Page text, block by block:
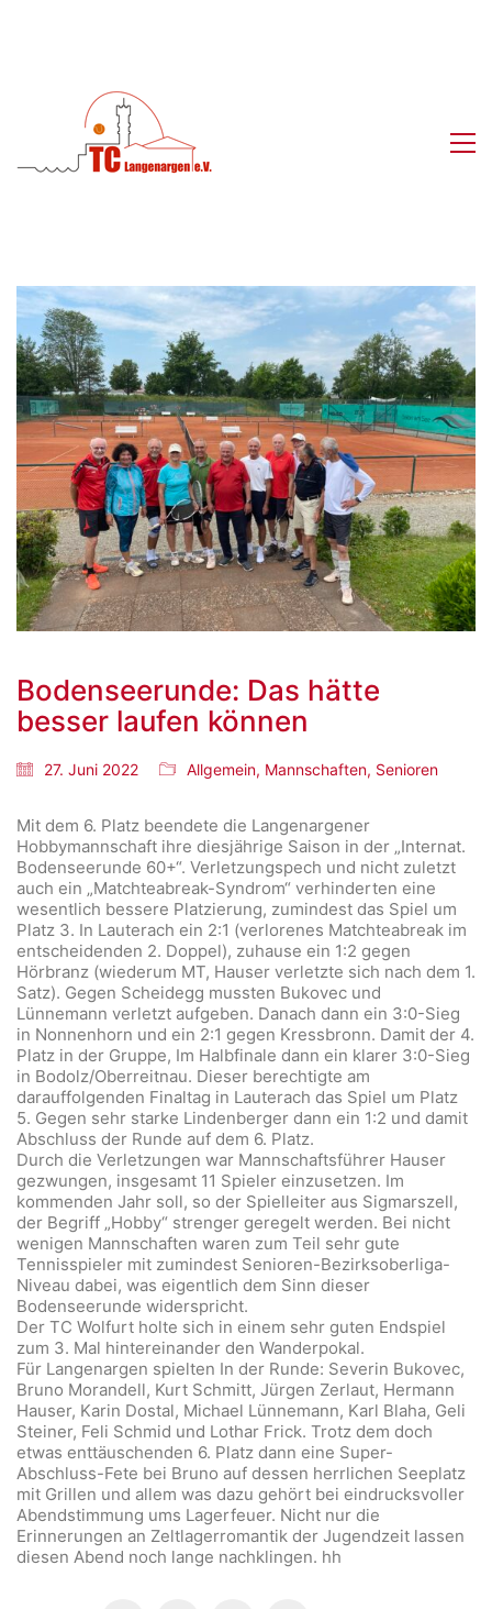
Bodenseerunde: Das hätte
besser laufen können
27. Juni 2022 Allgemein, Mannschaften, Senioren
Mit dem 6. Platz beendete die Langenargener
Hobbymannschaft ihre diesjährige Saison in der „Internat.
Bodenseerunde 60+“. Verletzungspech und nicht zuletzt
auch ein „Matchteabreak-Syndrom“ verhinderten eine
wesentlich bessere Platzierung, zumindest das Spiel um
Platz 3. In Lauterach ein 2:1 (verlorenes Matchteabreak im
entscheidenden 2. Doppel), zuhause ein 1:2 gegen
Hörbranz (wiederum MT, Hauser verletzte sich nach dem 1.
Satz). Gegen Scheidegg mussten Bukovec und
Lünnemann verletzt aufgeben. Danach dann ein 3:0-Sieg
in Nonnenhorn und ein 2:1 gegen Kressbronn. Damit der 4.
Platz in der Gruppe, Im Halbfinale dann ein klarer 3:0-Sieg
in Bodolz/Oberreitnau. Dieser berechtigte am
darauffolgenden Finaltag in Lauterach das Spiel um Platz
5. Gegen sehr starke Lindenberger dann ein 1:2 und damit
Abschluss der Runde auf dem 6. Platz.
Durch die Verletzungen war Mannschaftsführer Hauser
gezwungen, insgesamt 11 Spieler einzusetzen. Im
kommenden Jahr soll, so der Spielleiter aus Sigmarszell,
der Begriff „Hobby“ strenger geregelt werden. Bei nicht
wenigen Mannschaften waren zum Teil sehr gute
Tennisspieler mit zumindest Senioren-Bezirksoberliga-
Niveau dabei, was eigentlich dem Sinn dieser
Bodenseerunde widerspricht.
Der TC Wolfurt holte sich in einem sehr guten Endspiel
zum 3. Mal hintereinander den Wanderpokal.
Für Langenargen spielten In der Runde: Severin Bukovec,
Bruno Morandell, Kurt Schmitt, Jürgen Zerlaut, Hermann
Hauser, Karin Dostal, Michael Lünnemann, Karl Blaha, Geli
Steiner, Feli Schmid und Lothar Frick. Trotz dem doch
etwas enttäuschenden 6. Platz dann eine Super-
Abschluss-Fete bei Bruno auf dessen herrlichen Seeplatz
mit Grillen und allem was dazu gehört bei eindrucksvoller
Abendstimmung ums Lagerfeuer. Nicht nur die
Erinnerungen an Zeltlagerromantik der Jugendzeit lassen
diesen Abend noch lange nachklingen. hh